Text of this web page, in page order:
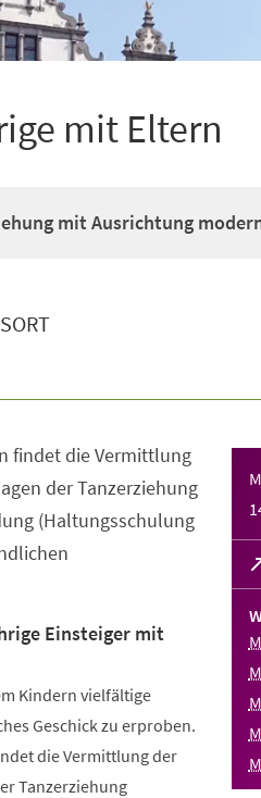
mit Eltern
mit Ausrichtung
findet die Vermittlung
der Tanzerziehung
(Haltungsschulung
Einsteiger mit
Kindern vielfältige
Geschick zu erproben.
die Vermittlung der
Tanzerziehung